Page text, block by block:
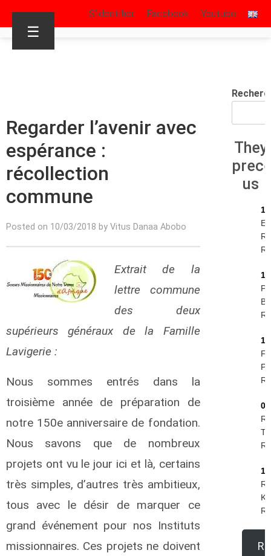
S’identifier Facebook Youtube
☰
Regarder l’avenir avec
espérance :
récollection
commune
Posted on 10/03/2018 by Vitus Danaa Abobo
Extrait de la
lettre commune
des deux
supérieurs généraux de la Famille
Lavigerie :
Nous sommes entrés dans la
troisième année de préparation de
notre 150e anniversaire de fondation.
Nous savons que de nombreux
projets ont vu le jour ici et là, certains
très simples, d’autres très ambitieux,
tous avec le désir de marquer ce
grand événement pour nos Instituts
missionnaires. Ces projets ne doivent
They
us
R